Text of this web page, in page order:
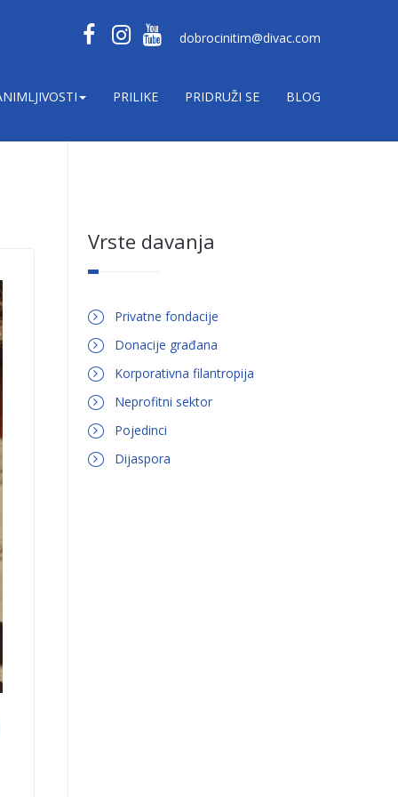
dobrocinitim@divac.com
PRILIKE PRIDRUŽI SE BLOG
Vrste davanja
Privatne fondacije
Donacije građana
Korporativna filantropija
Neprofitni sektor
Pojedinci
Dijaspora